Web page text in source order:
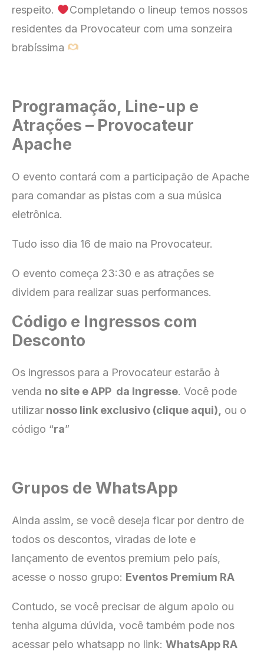
respeito.
Completando o lineup temos nossos
residentes da Provocateur com uma sonzeira
brabíssima
Programação, Line-up e
Atrações – Provocateur
Apache
O evento contará com a participação de Apache
para comandar as pistas com a sua música
eletrônica.
Tudo isso dia 16 de maio na Provocateur.
O evento começa 23:30 e as atrações se
dividem para realizar suas performances.
Código e Ingressos com
Desconto
Os ingressos para a Provocateur estarão à
venda no site e APP da Ingresse. Você pode
utilizar nosso link exclusivo (clique aqui),
ou o
código “ra”
Grupos de WhatsApp
Ainda assim, se você deseja ficar por dentro de
todos os descontos, viradas de lote e
lançamento de eventos premium pelo país,
acesse o nosso grupo: Eventos Premium RA
Contudo, se você precisar de algum apoio ou
tenha alguma dúvida, você também pode nos
acessar pelo whatsapp no link: WhatsApp RA